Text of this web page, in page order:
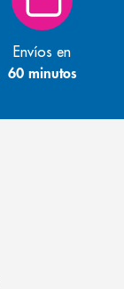
Envíos en
60 minutos